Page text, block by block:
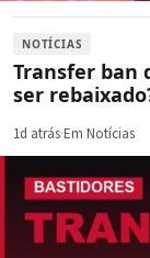
NOTÍCIAS
Transfer ban
ser
1d atrás·Em Notícias